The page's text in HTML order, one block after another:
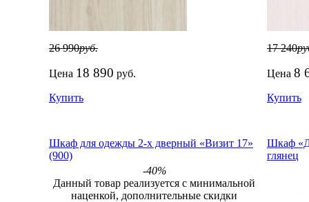
26 990руб.
Цена 18 890 руб.
Купить
17 240
Цена 8
Купить
Шкаф для одежды 2-х дверный «Визит 17»
(900)
-40%
Данный товар реализуется с минимальной
наценкой, дополнительные скидки
Шкаф
глянец